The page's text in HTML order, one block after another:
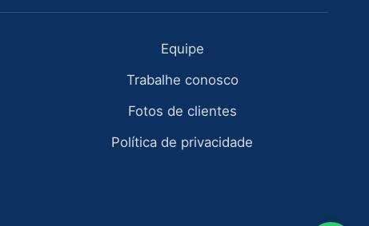
Equipe
Trabalhe conosco
Fotos de clientes
Política de privacidade